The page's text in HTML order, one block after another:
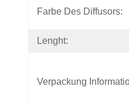
Farbe Des Diffusors:
Lenght:
Verpackung